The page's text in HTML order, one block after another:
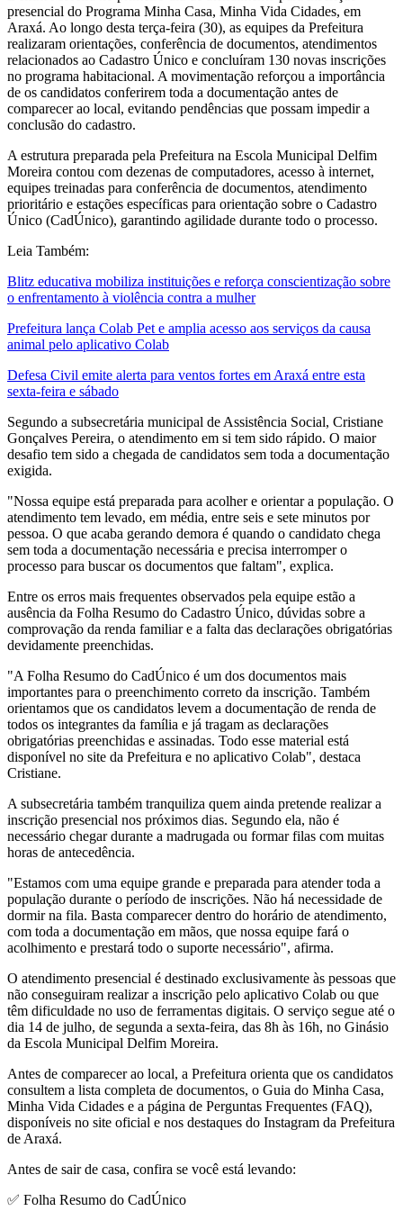
presencial do Programa Minha Casa, Minha Vida Cidades, em
Araxá. Ao longo desta terça-feira (30), as equipes da Prefeitura
realizaram orientações, conferência de documentos, atendimentos
relacionados ao Cadastro Único e concluíram 130 novas inscrições
no programa habitacional. A movimentação reforçou a importância
de os candidatos conferirem toda a documentação antes de
comparecer ao local, evitando pendências que possam impedir a
conclusão do cadastro.
A estrutura preparada pela Prefeitura na Escola Municipal Delfim
Moreira contou com dezenas de computadores, acesso à internet,
equipes treinadas para conferência de documentos, atendimento
prioritário e estações específicas para orientação sobre o Cadastro
Único (CadÚnico), garantindo agilidade durante todo o processo.
Leia Também:
Blitz educativa mobiliza instituições e reforça conscientização sobre
o enfrentamento à violência contra a mulher
Prefeitura lança Colab Pet e amplia acesso aos serviços da causa
animal pelo aplicativo Colab
Defesa Civil emite alerta para ventos fortes em Araxá entre esta
sexta-feira e sábado
Segundo a subsecretária municipal de Assistência Social, Cristiane
Gonçalves Pereira, o atendimento em si tem sido rápido. O maior
desafio tem sido a chegada de candidatos sem toda a documentação
exigida.
"Nossa equipe está preparada para acolher e orientar a população. O
atendimento tem levado, em média, entre seis e sete minutos por
pessoa. O que acaba gerando demora é quando o candidato chega
sem toda a documentação necessária e precisa interromper o
processo para buscar os documentos que faltam", explica.
Entre os erros mais frequentes observados pela equipe estão a
ausência da Folha Resumo do Cadastro Único, dúvidas sobre a
comprovação da renda familiar e a falta das declarações obrigatórias
devidamente preenchidas.
"A Folha Resumo do CadÚnico é um dos documentos mais
importantes para o preenchimento correto da inscrição. Também
orientamos que os candidatos levem a documentação de renda de
todos os integrantes da família e já tragam as declarações
obrigatórias preenchidas e assinadas. Todo esse material está
disponível no site da Prefeitura e no aplicativo Colab", destaca
Cristiane.
A subsecretária também tranquiliza quem ainda pretende realizar a
inscrição presencial nos próximos dias. Segundo ela, não é
necessário chegar durante a madrugada ou formar filas com muitas
horas de antecedência.
"Estamos com uma equipe grande e preparada para atender toda a
população durante o período de inscrições. Não há necessidade de
dormir na fila. Basta comparecer dentro do horário de atendimento,
com toda a documentação em mãos, que nossa equipe fará o
acolhimento e prestará todo o suporte necessário", afirma.
O atendimento presencial é destinado exclusivamente às pessoas que
não conseguiram realizar a inscrição pelo aplicativo Colab ou que
têm dificuldade no uso de ferramentas digitais. O serviço segue até o
dia 14 de julho, de segunda a sexta-feira, das 8h às 16h, no Ginásio
da Escola Municipal Delfim Moreira.
Antes de comparecer ao local, a Prefeitura orienta que os candidatos
consultem a lista completa de documentos, o Guia do Minha Casa,
Minha Vida Cidades e a página de Perguntas Frequentes (FAQ),
disponíveis no site oficial e nos destaques do Instagram da Prefeitura
de Araxá.
Antes de sair de casa, confira se você está levando:
✅ Folha Resumo do CadÚnico